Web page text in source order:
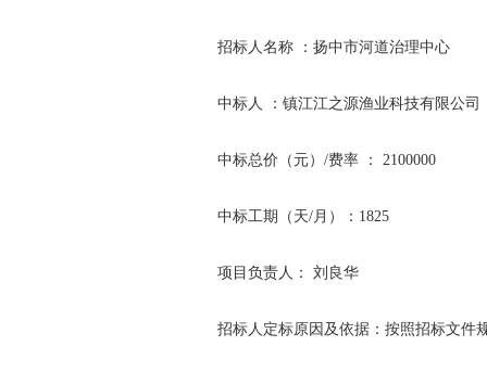
招标人名称 ：扬中市河道治理中心
中标人 ：镇江江之源渔业科技有限公司
中标总价（元）/费率 ： 2100000
中标工期（天/月）：1825
项目负责人： 刘良华
招标人定标原因及依据：按照招标文件